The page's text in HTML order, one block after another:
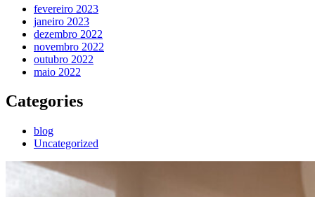
fevereiro 2023
janeiro 2023
dezembro 2022
novembro 2022
outubro 2022
maio 2022
Categories
blog
Uncategorized